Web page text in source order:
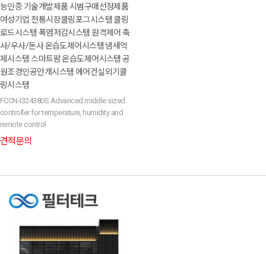
능인증 기술개발제품 시범구매선정제품
여성기업 전통시장쿨링포그시스템 쿨링
로드시스템 폭염저감시스템 원격제어 축
사/우사/돈사 온습도제어시스템 냄새억
제시스템 스마트팜 온습도제어시스템 공
원조경인공안개시스템 에어컨실외기쿨
링시스템
FCCN-I324380S Advanced middle sized
controller for temperature, humidity and
remote control
견적문의